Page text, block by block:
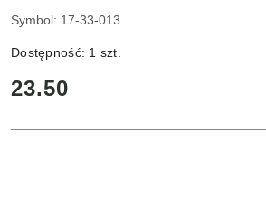
Symbol: 17-33-013
Dostępność: 1 szt.
cena:
23.50